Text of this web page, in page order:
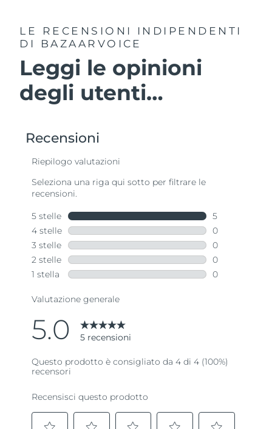
LE RECENSIONI INDIPENDENTI
DI BAZAARVOICE
Leggi le opinioni
degli utenti…